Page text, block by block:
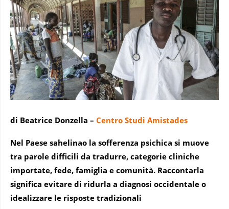
di Beatrice Donzella – Centro Studi Amistades
Nel Paese sahelinao la sofferenza psichica si muove
tra parole difficili da tradurre, categorie cliniche
importate, fede, famiglia e comunità. Raccontarla
significa evitare di ridurla a diagnosi occidentale o
idealizzare le risposte tradizionali